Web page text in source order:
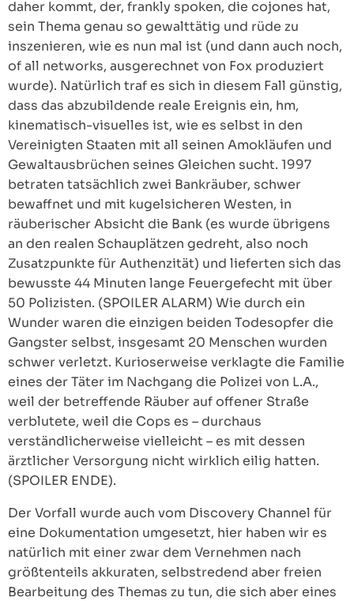
daher kommt, der, frankly spoken, die cojones hat,
sein Thema genau so gewalttätig und rüde zu
inszenieren, wie es nun mal ist (und dann auch noch,
of all networks, ausgerechnet von Fox produziert
wurde). Natürlich traf es sich in diesem Fall günstig,
dass das abzubildende reale Ereignis ein, hm,
kinematisch-visuelles ist, wie es selbst in den
Vereinigten Staaten mit all seinen Amokläufen und
Gewaltausbrüchen seines Gleichen sucht. 1997
betraten tatsächlich zwei Bankräuber, schwer
bewaffnet und mit kugelsicheren Westen, in
räuberischer Absicht die Bank (es wurde übrigens
an den realen Schauplätzen gedreht, also noch
Zusatzpunkte für Authenzität) und lieferten sich das
bewusste 44 Minuten lange Feuergefecht mit über
50 Polizisten. (SPOILER ALARM) Wie durch ein
Wunder waren die einzigen beiden Todesopfer die
Gangster selbst, insgesamt 20 Menschen wurden
schwer verletzt. Kurioserweise verklagte die Familie
eines der Täter im Nachgang die Polizei von L.A.,
weil der betreffende Räuber auf offener Straße
verblutete, weil die Cops es – durchaus
verständlicherweise vielleicht – es mit dessen
ärztlicher Versorgung nicht wirklich eilig hatten.
(SPOILER ENDE).
Der Vorfall wurde auch vom Discovery Channel für
eine Dokumentation umgesetzt, hier haben wir es
natürlich mit einer zwar dem Vernehmen nach
größtenteils akkuraten, selbstredend aber freien
Bearbeitung des Themas zu tun, die sich aber eines